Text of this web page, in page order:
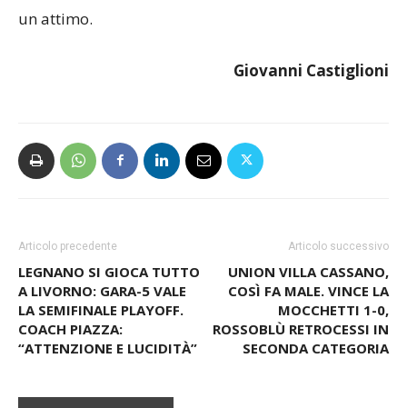
un attimo.
Giovanni Castiglioni
Articolo precedente
LEGNANO SI GIOCA TUTTO
A LIVORNO: GARA-5 VALE
LA SEMIFINALE PLAYOFF.
COACH PIAZZA:
“ATTENZIONE E LUCIDITÀ”
Articolo successivo
UNION VILLA CASSANO,
COSÌ FA MALE. VINCE LA
MOCCHETTI 1-0,
ROSSOBLÙ RETROCESSI IN
SECONDA CATEGORIA